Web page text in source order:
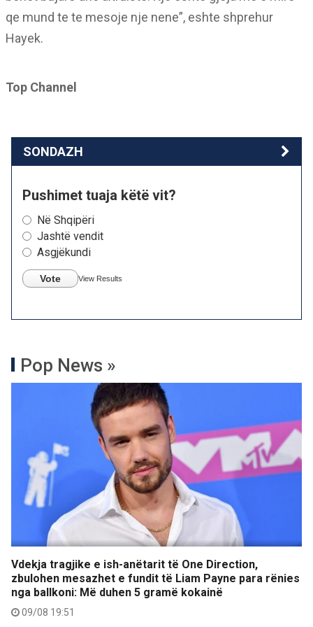
qe mund te te mesoje nje nene”, eshte shprehur
Hayek.
Top Channel
SONDAZH
Pushimet tuaja këtë vit?
Në Shqipëri
Jashtë vendit
Asgjëkundi
Vote View Results
Pop News »
Vdekja tragjike e ish-anëtarit të One Direction,
zbulohen mesazhet e fundit të Liam Payne para rënies
nga ballkoni: Më duhen 5 gramë kokainë
09/08 19:51